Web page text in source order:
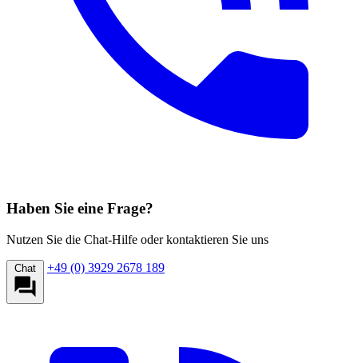
Haben Sie eine Frage?
Nutzen Sie die Chat-Hilfe oder kontaktieren Sie uns
Chat +49 (0) 3929 2678 189